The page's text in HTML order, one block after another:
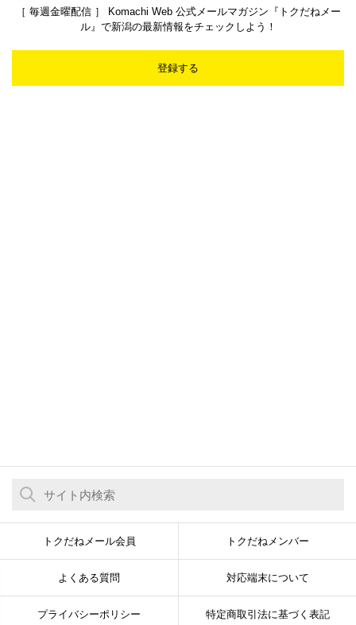
［ 毎週金曜配信 ］ Komachi Web 公式メールマガジン『トクだねメー
ル』で新潟の最新情報をチェックしよう！
登録する
トクだねメール会員 トクだねメンバー
よくある質問 対応端末について
プライバシーポリシー 特定商取引法に基づく表記